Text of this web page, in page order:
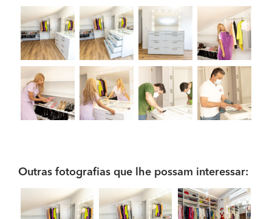
Outras fotografias que lhe possam interessar: